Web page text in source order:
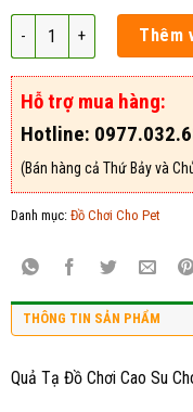
Quả Tạ Đồ Chơi Cao SuThêm
Hỗ trợ mua hàng:
Hotline:
(Bán hàng cả Thứ Bảy và
Danh mục: Đồ Chơi Cho Pet
THÔNG TIN SẢN PHẨM
Quả Tạ Đồ Chơi Cao Su